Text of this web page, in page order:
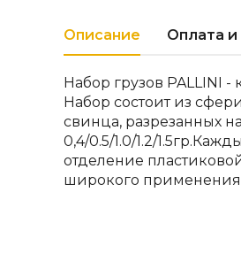
Описание Оплата и
Набор грузов PALLINI
Набор состоит из
свинца, разрезанных
0,4/0.5/1.0/1.2/
отделение
широкого применения